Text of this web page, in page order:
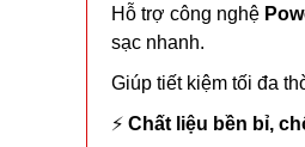
Hỗ trợ công nghệ
sạc nhanh.
Giúp tiết kiệm tối đa
⚡ Chất liệu bền bỉ,